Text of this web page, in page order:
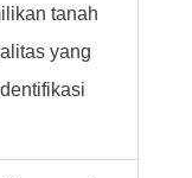
tanah
yang